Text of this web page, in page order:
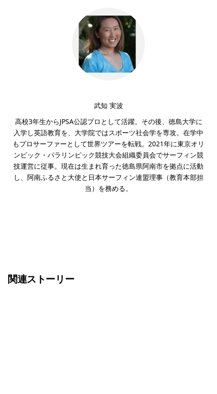
武知 実波
高校3年生からJPSA公認プロとして活躍。その後、徳島大学に
入学し英語教育を、大学院ではスポーツ社会学を専攻。在学中
もプロサーファーとして世界ツアーを転戦。2021年に東京オリ
ンピック・パラリンピック競技大会組織委員会でサーフィン競
技運営に従事。現在は生まれ育った徳島県阿南市を拠点に活動
し、阿南ふるさと大使と日本サーフィン連盟理事（教育本部担
当）を務める。
関連ストーリー